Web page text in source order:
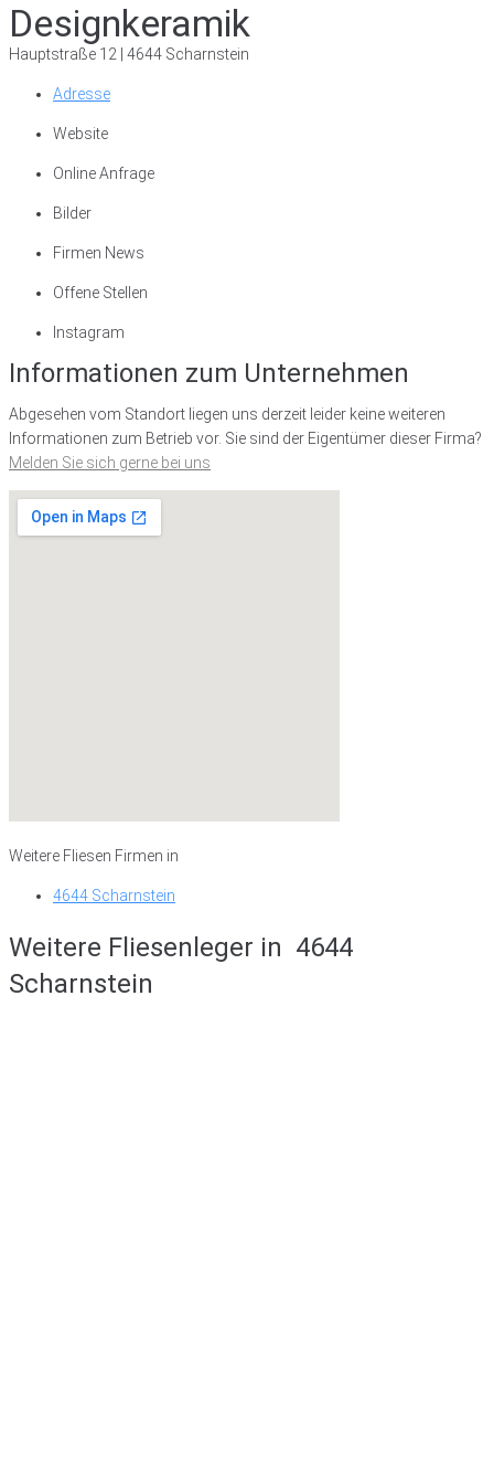
Designkeramik
Hauptstraße 12 | 4644 Scharnstein
Adresse
Website
Online Anfrage
Bilder
Firmen News
Offene Stellen
Instagram
Informationen zum Unternehmen
Abgesehen vom Standort liegen uns derzeit leider keine weiteren
Informationen zum Betrieb vor. Sie sind der Eigentümer dieser Firma?
Melden Sie sich gerne bei uns
Weitere Fliesen Firmen in
4644 Scharnstein
Weitere Fliesenleger in 4644
Scharnstein